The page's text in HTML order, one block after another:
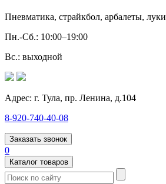
Пневматика, страйкбол, арбалеты, луки
Пн.-Сб.: 10:00–19:00
Вс.: выходной
Адрес: г. Тула, пр. Ленина, д.104
8-920-740-40-08
Заказать звонок
0
Каталог товаров